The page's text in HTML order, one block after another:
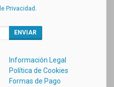
Privacidad
ENVIAR
Información Legal
Política de Cookies
Formas de Pago